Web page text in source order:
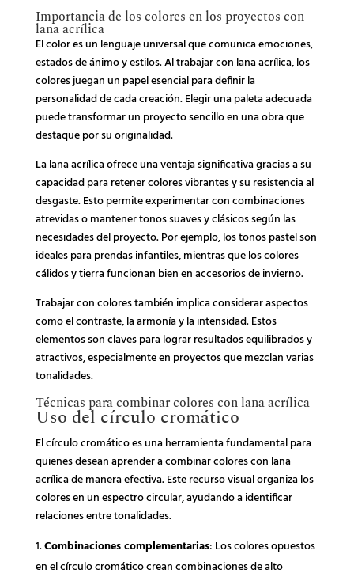
Importancia de los colores en los proyectos con
lana acrílica
El color es un lenguaje universal que comunica emociones,
estados de ánimo y estilos. Al trabajar con lana acrílica, los
colores juegan un papel esencial para definir la
personalidad de cada creación. Elegir una paleta adecuada
puede transformar un proyecto sencillo en una obra que
destaque por su originalidad.
La lana acrílica ofrece una ventaja significativa gracias a su
capacidad para retener colores vibrantes y su resistencia al
desgaste. Esto permite experimentar con combinaciones
atrevidas o mantener tonos suaves y clásicos según las
necesidades del proyecto. Por ejemplo, los tonos pastel son
ideales para prendas infantiles, mientras que los colores
cálidos y tierra funcionan bien en accesorios de invierno.
Trabajar con colores también implica considerar aspectos
como el contraste, la armonía y la intensidad. Estos
elementos son claves para lograr resultados equilibrados y
atractivos, especialmente en proyectos que mezclan varias
tonalidades.
Técnicas para combinar colores con lana acrílica
Uso del círculo cromático
El círculo cromático es una herramienta fundamental para
quienes desean aprender a combinar colores con lana
acrílica de manera efectiva. Este recurso visual organiza los
colores en un espectro circular, ayudando a identificar
relaciones entre tonalidades.
Combinaciones complementarias: Los colores opuestos
en el círculo cromático crean combinaciones de alto